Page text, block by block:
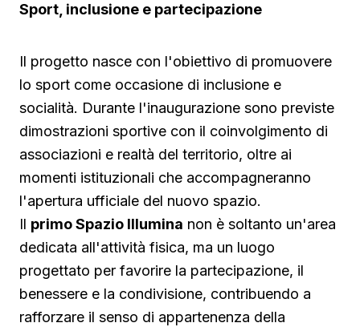
Sport, inclusione e partecipazione
Il progetto nasce con l'obiettivo di promuovere
lo sport come occasione di inclusione e
socialità. Durante l'inaugurazione sono previste
dimostrazioni sportive con il coinvolgimento di
associazioni e realtà del territorio, oltre ai
momenti istituzionali che accompagneranno
l'apertura ufficiale del nuovo spazio.
Il primo Spazio Illumina non è soltanto un'area
dedicata all'attività fisica, ma un luogo
progettato per favorire la partecipazione, il
benessere e la condivisione, contribuendo a
rafforzare il senso di appartenenza della